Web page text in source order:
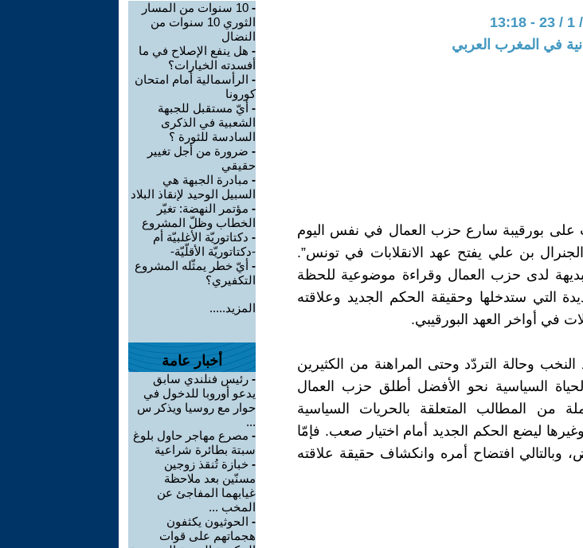
في المغرب العربي
على بورقيبة سارع حزب العمال في نفس اليوم
“الجنرال بن علي يفتح عهد الانقلابات في تونس”.
لدى حزب العمال وقراءة موضوعية للحظة
التي ستدخلها وحقيقة الحكم الجديد وعلاقته
في أواخر العهد البورقيبي.
وحالة التردّد وحتى المراهنة من الكثيرين
السياسية نحو الأفضل أطلق حزب العمال
من المطالب المتعلقة بالحريات السياسية
وغيرها ليضع الحكم الجديد أمام اختيار صعب. فإمّا
وبالتالي افتضاح أمره وانكشاف حقيقة علاقته
-
10 سنوات من المسار
الثوري 10 سنوات من
النضال
- هل ينفع الإصلاح في ما
أفسدته الخيارات؟
- الرأسمالية أمام امتحان
كورونا
- أيّ مستقبل للجبهة
الشعبية في الذكرى
السادسة للثورة ؟
- ضرورة من أجل تغيير
حقيقي
- مبادرة الجبهة هي
السبيل الوحيد لإنقاذ البلاد
- مؤتمر النهضة: تغيّر
الخطاب وظلّ المشروع
- دكتاتوريّة الأغلبيّة أم
-دكتاتوريّة الأقلّيّة-
- أيّ خطر يمثّله المشروع
التكفيري؟
المزيد.....
أخبار عامة
- رئيس فنلندي سابق
يدعو أوروبا للدخول في
حوار مع روسيا ويذكر س
...
- مصرع مهاجر حاول بلوغ
سبتة بطائرة شراعية
- خبازة تُنقذ زوجين
مسنّين بعد ملاحظة
غيابهما المفاجئ عن
المخب ...
- الحوثيون يكثفون
هجماتهم على قوات